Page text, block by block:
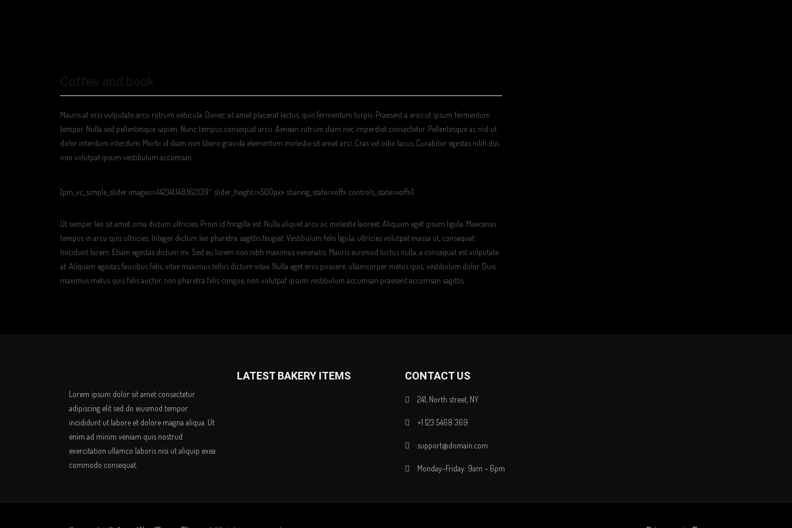
Mauris at orci vulputate arcu rutrum vehicula. Donec sit amet placerat lectus, quis fermentum turpis. Praesent a eros ut ipsum fermentum
tempor. Nulla sed pellentesque sapien. Nunc tempus consequat arcu. Aenean rutrum diam nec imperdiet consectetur. Pellentesque ac nisl ut
dolor interdum interdum. Morbi id diam non libero gravida elementum molestie sit amet orci. Cras vel odio lacus. Curabitur egestas nibh dui,
non volutpat ipsum vestibulum accumsan.
[pm_vc_simple_slider images=»142,141,148,162,139″ slider_height=»500px» sharing_state=»off» controls_state=»off»]
Ut semper leo sit amet urna dictum ultricies. Proin id fringilla est. Nulla aliquet arcu ac molestie laoreet. Aliquam eget ipsum ligula. Maecenas
tempus in arcu quis ultricies. Integer dictum leo pharetra sagittis feugiat. Vestibulum felis ligula, ultricies volutpat massa ut, consequat
tincidunt lorem. Etiam egestas dictum mi. Sed eu lorem non nibh maximus venenatis. Mauris euismod luctus nulla, a consequat est vulputate
at. Aliquam egestas faucibus felis, vitae maximus tellus dictum vitae. Nulla eget eros posuere, ullamcorper metus quis, vestibulum dolor. Duis
maximus metus quis felis auctor, non pharetra felis congue, non volutpat ipsum vestibulum accumsan praesent accumsan sagittis.
Lorem ipsum dolor sit amet consectetur
adipiscing elit sed do eiusmod tempor
incididunt ut labore et dolore magna aliqua. Ut
enim ad minim veniam quis nostrud
exercitation ullamco laboris nisi ut aliquip exea
commodo consequat.
LATEST BAKERY ITEMS CONTACT US
241, North street, NY
+1 123 5468 369
support@domain.com
Monday–Friday: 9am – 6pm